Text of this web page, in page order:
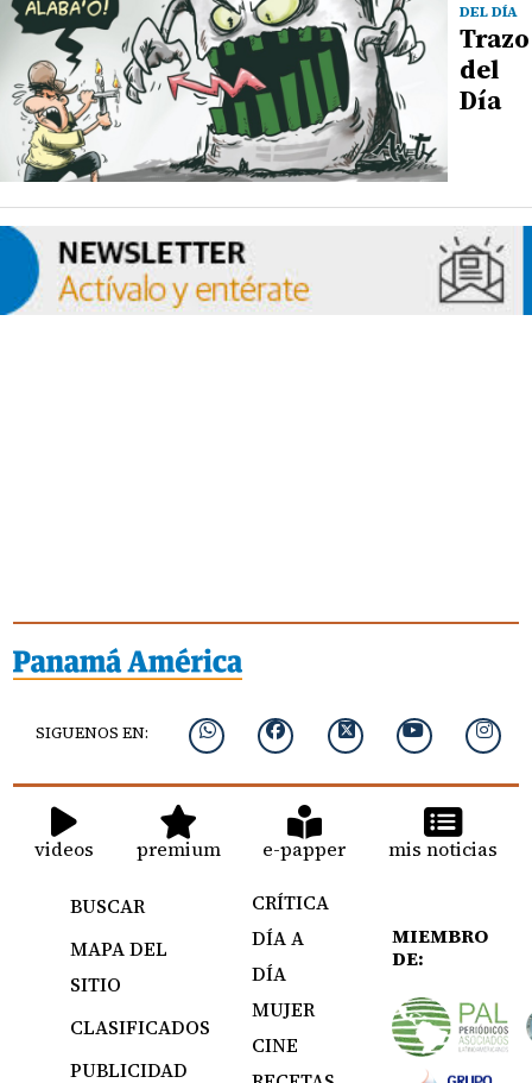
DEL DÍA
Trazo
del
Día
SIGUENOS EN:
videos premium e-papper mis noticias
BUSCAR
MAPA DEL
SITIO
CLASIFICADOS
PUBLICIDAD
CRÍTICA
DÍA A
DÍA
MUJER
CINE
MIEMBRO
DE: